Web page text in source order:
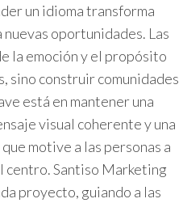
un idioma transforma
oportunidades. Las
la emoción y el propósito
sino construir comunidades
está en mantener una
visual coherente y una
motive a las personas a
centro. Santiso Marketing
proyecto, guiando a las